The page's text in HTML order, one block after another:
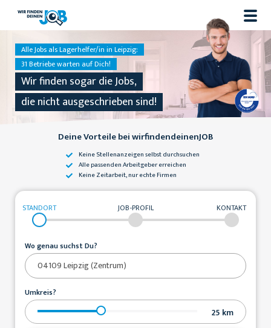
Alle Jobs als Lagerhelfer/in in Leipzig:
31 Betriebe warten auf Dich!
Wir finden sogar die Jobs,
die nicht ausgeschrieben sind!
Deine Vorteile bei wirfindendeinenJOB
Keine Stellenanzeigenselbst durchsuchen
Alle passendenArbeitgeber erreichen
Keine Zeitarbeit,nur echte Firmen
STANDORT JOB-PROFIL KONTAKT
Wo genau suchst Du?
Umkreis?
25 km